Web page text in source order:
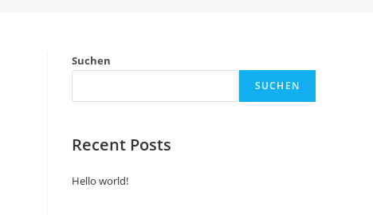
Suchen
SUCHEN
Recent Posts
Hello world!